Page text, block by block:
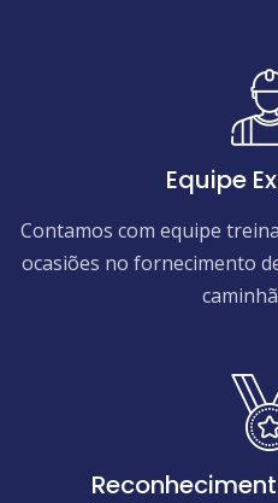
Equipe
Contamos com equipe
ocasiões no fornecimento